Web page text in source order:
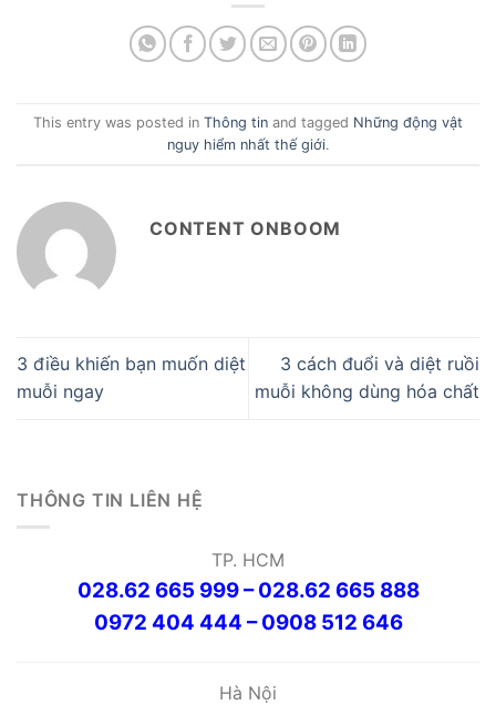
This entry was posted in Thông tin and tagged Những động vật
nguy hiểm nhất thế giới.
CONTENT ONBOOM
3 điều khiến bạn muốn diệt
muỗi ngay
3 cách đuổi và diệt ruồi
muỗi không dùng hóa chất
THÔNG TIN LIÊN HỆ
TP. HCM
028.62 665 999 – 028.62 665 888
0972 404 444 – 0908 512 646
Hà Nội